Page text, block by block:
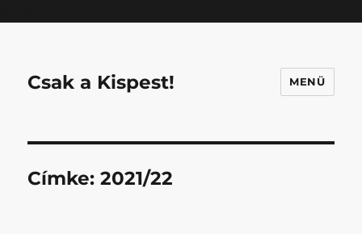
Csak a Kispest! MENÜ
Címke:2021/22